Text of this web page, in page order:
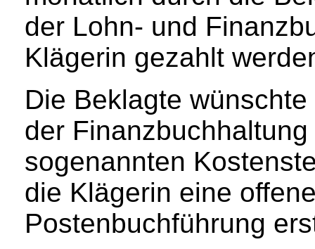
der Lohn- und
Klägerin gezahlt
Die Beklagte
der
sogenannten
die Klägerin eine
Postenbuchführung